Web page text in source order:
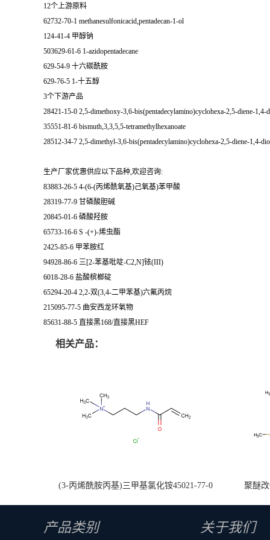
12个上游原料
62732-70-1 methanesulfonicacid,pentadecan-1-ol
124-41-4 甲醇钠
503629-61-6 1-azidopentadecane
629-54-9 十六碳酰胺
629-76-5 1-十五醇
3个下游产品
28421-15-0 2,5-dimethoxy-3,6-bis(pentadecylamino)cyclohexa-2,5-diene-1,4-
35551-81-6 bismuth,3,3,5,5-tetramethylhexanoate
28512-34-7 2,5-dimethyl-3,6-bis(pentadecylamino)cyclohexa-2,5-diene-1,4-
生产厂家优惠供应以下品种,欢迎咨询:
83883-26-5 4-(6-(丙烯酰氧基)己氧基)苯甲酸
28319-77-9 甘磷酸胆碱
20845-01-6 磷酸羟胺
65733-16-6 S -(+)-烯虫酯
2425-85-6 甲苯胺红
94928-86-6 三[2-苯基吡啶-C2,N]铱(III)
6018-28-6 盐酸槟榔碇
65294-20-4 2,2-双(3,4-二甲苯基)六氟丙烷
215095-77-5 曲安西龙环氧物
85631-88-5 直接黑168/直接黑HEF
相关产品：
(3-丙烯酰胺丙基)三甲基氯化铵45021-77-0 聚醚
产品类别 关于我们